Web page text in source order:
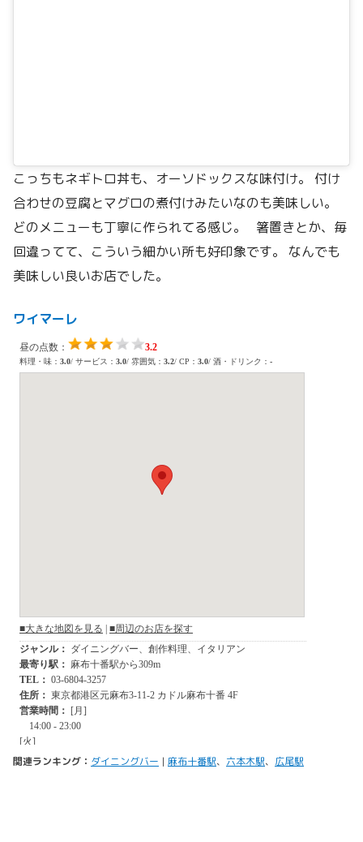
こっちもネギトロ丼も、オーソドックスな味付け。 付け
合わせの豆腐とマグロの煮付けみたいなのも美味しい。
どのメニューも丁寧に作られてる感じ。 箸置きとか、毎
回違ってて、こういう細かい所も好印象です。 なんでも
美味しい良いお店でした。
ワイマーレ
関連ランキング： ダイニングバー | 麻布十番駅、 六本木駅、 広尾駅